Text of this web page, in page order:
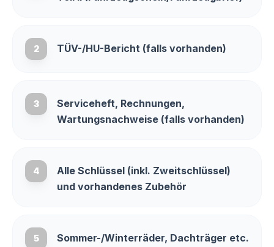
2 TÜV-/HU-Bericht (falls vorhanden)
3
Serviceheft, Rechnungen,
Wartungsnachweise (falls vorhanden)
4
Alle Schlüssel (inkl. Zweitschlüssel)
und vorhandenes Zubehör
5
Sommer-/Winterräder, Dachträger etc.